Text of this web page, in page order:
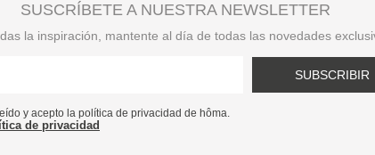
SUSCRÍBETE A NUESTRA NEWSLETTER
la inspiración, mantente al día de todas las novedades
SUBSCRIBIR
y acepto la política de privacidad de hôma.
de privacidad